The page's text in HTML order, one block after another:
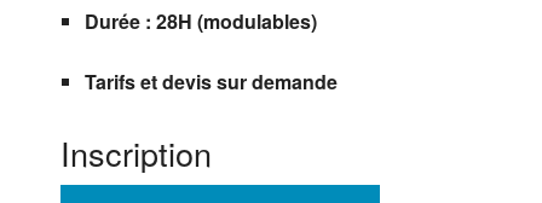
Durée : 28H (modulables)
Tarifs et devis sur demande
Inscription